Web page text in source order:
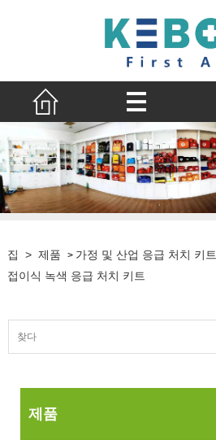
집 > 제품 > 가정 및 산업 응급 처치 키트
접이식 녹색 응급 처치 키트
제품